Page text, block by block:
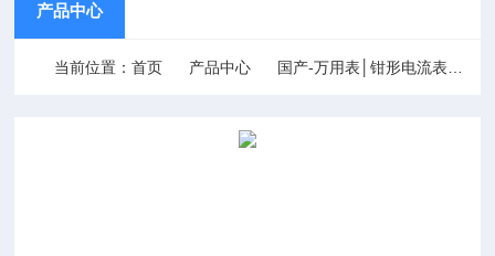
产品中心
当前位置：首页 产品中心 国产-万用表│钳形电流表│功率表